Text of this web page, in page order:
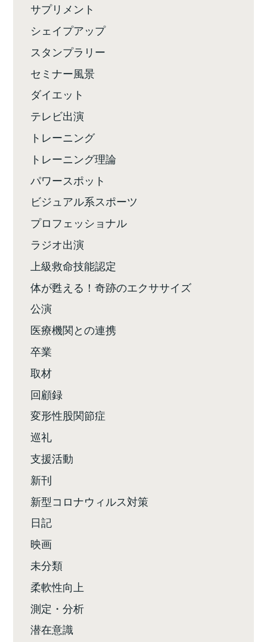
サプリメント
シェイプアップ
スタンプラリー
セミナー風景
ダイエット
テレビ出演
トレーニング
トレーニング理論
パワースポット
ビジュアル系スポーツ
プロフェッショナル
ラジオ出演
上級救命技能認定
体が甦える！奇跡のエクササイズ
公演
医療機関との連携
卒業
取材
回顧録
変形性股関節症
巡礼
支援活動
新刊
新型コロナウィルス対策
日記
映画
未分類
柔軟性向上
測定・分析
潜在意識